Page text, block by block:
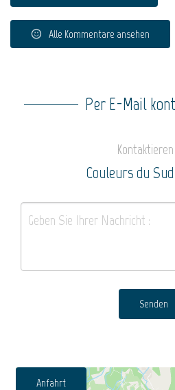
Alle Kommentare ansehen
Per E-Mail
Couleurs du
Senden
Anfahrt